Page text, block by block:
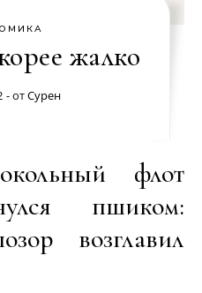
жалко
- отСурен
флот
пшиком:
возглавил